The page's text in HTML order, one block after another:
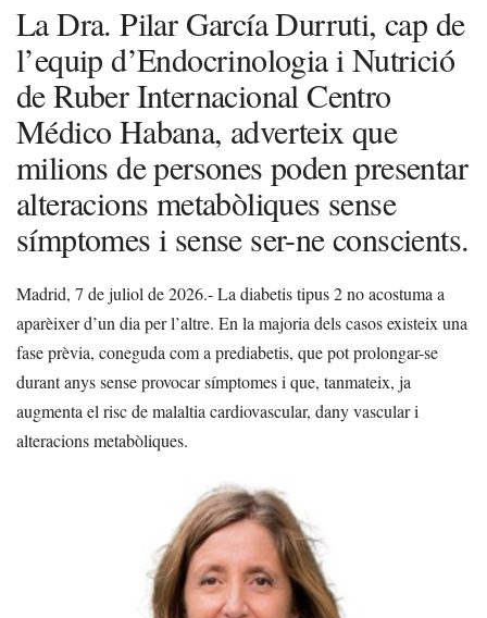
La Dra. Pilar García Durruti, cap de
l’equip d’Endocrinologia i Nutrició
de Ruber Internacional Centro
Médico Habana, adverteix que
milions de persones poden presentar
alteracions metabòliques sense
símptomes i sense ser-ne conscients.
Madrid, 7 de juliol de 2026.- La diabetis tipus 2 no acostuma a
aparèixer d’un dia per l’altre. En la majoria dels casos existeix una
fase prèvia, coneguda com a prediabetis, que pot prolongar-se
durant anys sense provocar símptomes i que, tanmateix, ja
augmenta el risc de malaltia cardiovascular, dany vascular i
alteracions metabòliques.